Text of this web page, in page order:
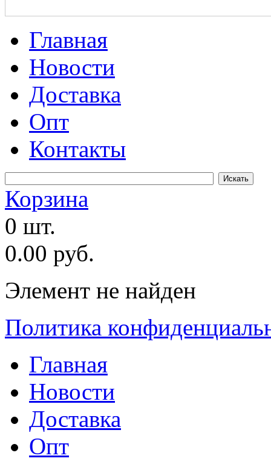
Главная
Новости
Доставка
Опт
Контакты
Корзина
0 шт.
0.00 руб.
Элемент не найден
Политика
Главная
Новости
Доставка
Опт